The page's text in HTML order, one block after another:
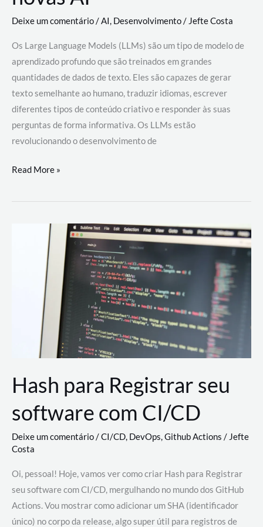
Deixe um comentário/AI, Desenvolvimento/ Jefte Costa
Os Large Language Models (LLMs) são um tipo de modelo de
aprendizado profundo que são treinados em grandes
quantidades de dados de texto. Eles são capazes de gerar
texto semelhante ao humano, traduzir idiomas, escrever
diferentes tipos de conteúdo criativo e responder às suas
perguntas de forma informativa. Os LLMs estão
revolucionando o desenvolvimento de
Large
Models
revolucionando
desenvolvimento
Read More »
Hash para Registrar seu
software com CI/CD
Deixe um comentário/CI/CD, DevOps,Github Actions /Jefte
Costa
Oi, pessoal! Hoje, vamos ver como criar Hash para Registrar
seu software com CI/CD, mergulhando no mundo dos GitHub
Actions. Vou mostrar como adicionar um SHA (identificador
único) no corpo da release, algo super útil para registros de